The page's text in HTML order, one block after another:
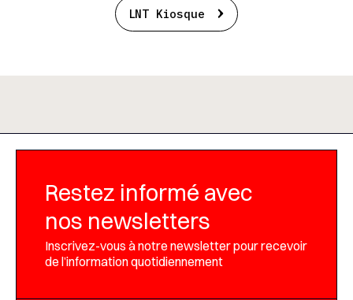
LNT Kiosque
Restez informé avec
nos newsletters
Inscrivez-vous à notre newsletter pour recevoir
de l’information quotidiennement